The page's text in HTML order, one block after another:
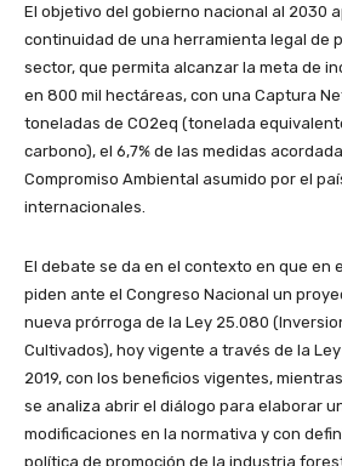
El objetivo del gobierno nacional al 2030
continuidad de una herramienta legal de
sector, que permita alcanzar la meta de
en 800 mil hectáreas, con una Captura
toneladas de CO2eq (tonelada
carbono), el 6,7% de las medidas
Compromiso Ambiental asumido por el
internacionales.
El debate se da en el contexto en que en
piden ante el Congreso Nacional un
nueva prórroga de la Ley 25.080
Cultivados), hoy vigente a través de la
2019, con los beneficios vigentes,
se analiza abrir el diálogo para elaborar
modificaciones en la normativa y con
política de promoción de la industria